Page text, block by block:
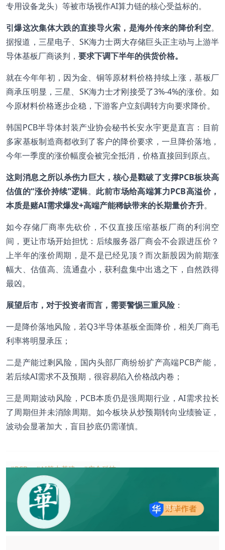
专用设备龙头）等被市场视作AI算力链的核心受益标的。
引爆这次集体大跌的直接导火索，是海外传来的降价利空。
据报道，三星电子、SK海力士两大存储巨头正主动与上游半
导体基板厂商谈判， 要求下调下半年的供货价格。
就在今年年初，因为金、铜等原材料价格持续上涨，基板厂
商承压明显，三星、SK海力士才刚接受了3%-4%的涨价。如
今原材料价格逐步企稳，下游客户立刻调转方向要求降价。
韩国PCB半导体封装产业协会秘书长安永宇更是直言：目前
多家基板制造商都收到了客户的降价要求，一旦降价落地，
今年一季度的涨价幅度会被完全抵消，价格直接回到原点。
这则消息之所以杀伤力巨大，核心是戳破了支撑PCB板块高
估值的“涨价持续”逻辑。此前市场给高端算力PCB高溢价，
本质是赌AI需求爆发+高端产能稀缺带来的长期量价齐升。
如今存储厂商率先砍价，不仅直接压缩基板厂商的利润空
间，更让市场开始担忧：后续服务器厂商会不会跟进压价？
上半年的涨价周期，是不是已经见顶？而次新股因为前期涨
幅大、估值高、流通盘小，获利盘集中出逃之下，自然跌得
最凶。
展望后市，对于投资者而言，需要警惕三重风险：
一是降价落地风险，若Q3半导体基板全面降价，相关厂商毛
利率将明显承压；
二是产能过剩风险，国内头部厂商纷纷扩产高端PCB产能，
若后续AI需求不及预期，很容易陷入价格战内卷；
三是周期波动风险，PCB本质仍是强周期行业，AI需求拉长
了周期但并未消除周期。如今板块从炒预期转向业绩验证，
波动会显著加大，盲目抄底仍需谨慎。
#PCB #AI算力基建 #广合科技
瓶子